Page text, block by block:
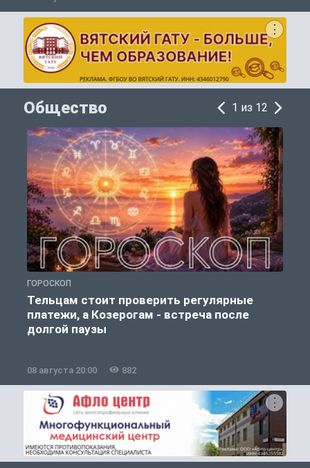
Общество 1 из 12
ГОРОСКОП
Тельцам стоит проверить регулярные
платежи, а Козерогам - встреча после
долгой паузы
08 августа 20:00 882